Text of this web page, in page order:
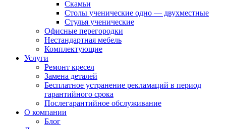
Скамьи
Столы ученические одно — двухместные
Стулья ученические
Офисные перегородки
Нестандартная мебель
Комплектующие
Услуги
Ремонт кресел
Замена деталей
Бесплатное устранение рекламаций в период
гарантийного срока
Послегарантийное обслуживание
О компании
Блог